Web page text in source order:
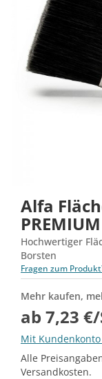
Alfa
PREMIUM
Hochwertiger
Borsten
Fragen zum
Mehr kaufen,
ab 7,23
Mit Kundenkonto
Alle
Versandkosten.